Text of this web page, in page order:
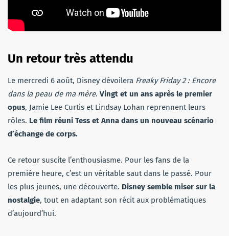
Un retour très attendu
Le mercredi 6 août, Disney dévoilera Freaky Friday 2 : Encore
dans la peau de ma mère. Vingt et un ans après le premier
opus, Jamie Lee Curtis et Lindsay Lohan reprennent leurs
rôles. Le film réuni Tess et Anna dans un nouveau scénario
d’échange de corps.
Ce retour suscite l’enthousiasme. Pour les fans de la
première heure, c’est un véritable saut dans le passé. Pour
les plus jeunes, une découverte. Disney semble miser sur la
nostalgie, tout en adaptant son récit aux problématiques
d’aujourd’hui.